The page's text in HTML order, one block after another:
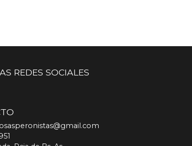
REDES SOCIALES